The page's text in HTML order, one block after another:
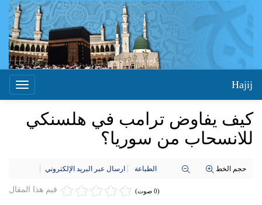
Toggle
Hajij
كيف يفاوض ترامب في هلسنكي
للانسحاب من سوريا؟
حجم الخط الطباعة ارسال عبر البريد الإلكتروني
قيم هذا المقال (0 صوت)